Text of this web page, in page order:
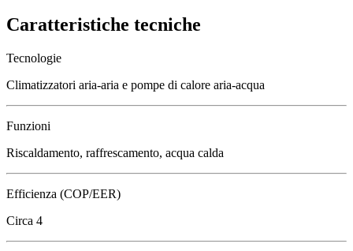
Caratteristiche tecniche
Tecnologie
Climatizzatori aria-aria e pompe di calore aria-acqua
Funzioni
Riscaldamento, raffrescamento, acqua calda
Efficienza (COP/EER)
Circa 4